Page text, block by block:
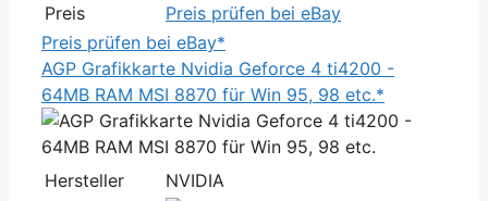
Preis
Preis prüfen bei eBay
Preis prüfen bei eBay*
AGP Grafikkarte Nvidia Geforce 4 ti4200 -
64MB RAM MSI 8870 für Win 95, 98 etc.*
Hersteller NVIDIA